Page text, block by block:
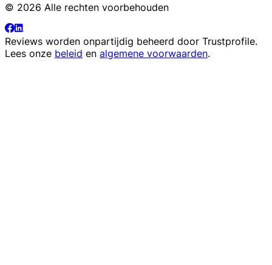
© 2026 Alle rechten voorbehouden
Reviews worden onpartijdig beheerd door Trustprofile.
Lees onze beleid en algemene voorwaarden.